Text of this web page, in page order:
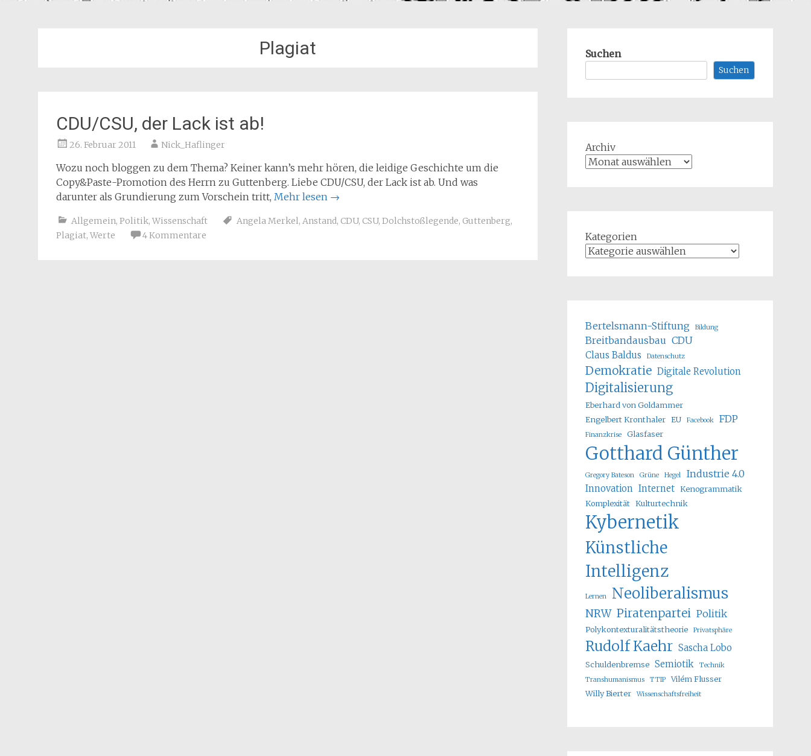
Plagiat
CDU/CSU, der Lack ist ab!
26. Februar 2011 Nick_Haflinger
Wozu noch bloggen zu dem Thema? Keiner kann’s mehr hören, die leidige Geschichte um die
Copy&Paste-Promotion des Herrn zu Guttenberg. Liebe CDU/CSU, der Lack ist ab. Und was
darunter als Grundierung zum Vorschein tritt, Mehr lesen →
Allgemein, Politik, Wissenschaft Angela Merkel, Anstand, CDU, CSU, Dolchstoßlegende, Guttenberg,
Plagiat, Werte 4 Kommentare
Suchen
Suchen
Archiv
Kategorien
Bertelsmann-Stiftung Bildung
Breitbandausbau CDU
Claus Baldus Datenschutz
Demokratie Digitale Revolution
Digitalisierung
Eberhard von Goldammer
Engelbert Kronthaler EU Facebook FDP
Finanzkrise Glasfaser
Gotthard Günther
Gregory Bateson Grüne Hegel Industrie 4.0
Innovation Internet Kenogrammatik
Komplexität Kulturtechnik
Kybernetik
Künstliche
Intelligenz
Lernen Neoliberalismus
NRW Piratenpartei Politik
Polykontexturalitätstheorie Privatsphäre
Rudolf Kaehr Sascha Lobo
Schuldenbremse Semiotik
Technik
Transhumanismus
TTIP
Vilém Flusser
Willy Bierter
Wissenschaftsfreiheit